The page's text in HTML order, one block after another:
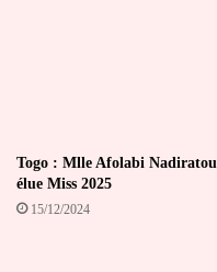
Togo : Mlle Afolabi Nadiratou
élue Miss 2025
15/12/2024